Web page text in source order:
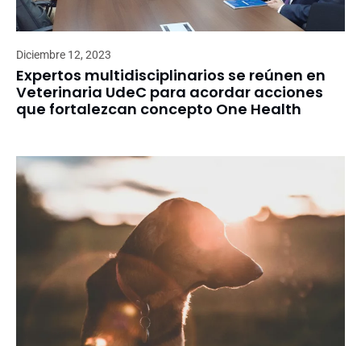
Diciembre 12, 2023
Expertos multidisciplinarios se reúnen en
Veterinaria UdeC para acordar acciones
que fortalezcan concepto One Health